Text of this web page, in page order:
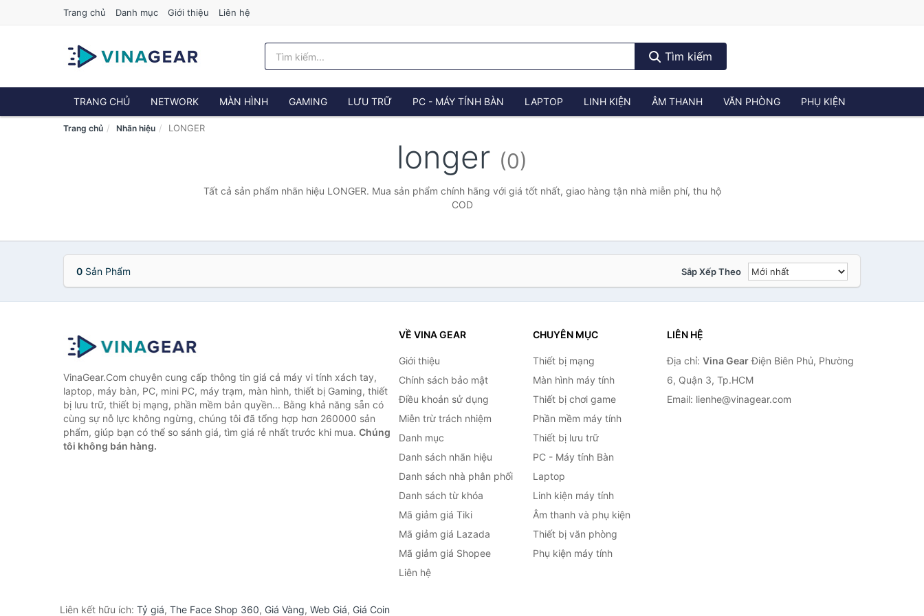
Trang chủ Danh mục Giới thiệu Liên hệ
Tìm kiếm
TRANG CHỦ NETWORK MÀN HÌNH GAMING LƯU TRỮ PC - MÁY TÍNH BÀN LAPTOP LINH KIỆN ÂM THANH VĂN PHÒNG PHỤ KIỆN
Trang chủ Nhãn hiệu LONGER
longer (0)
Tất cả sản phẩm nhãn hiệu LONGER. Mua sản phẩm chính hãng với giá tốt nhất, giao hàng tận nhà miễn phí, thu hộ
COD
0 Sản Phẩm Sắp Xếp Theo
VinaGear.Com chuyên cung cấp thông tin giá cả máy vi tính xách tay,
laptop, máy bàn, PC, mini PC, máy trạm, màn hình, thiết bị Gaming, thiết
bị lưu trữ, thiết bị mạng, phần mềm bản quyền... Bằng khả năng sẵn có
cùng sự nỗ lực không ngừng, chúng tôi đã tổng hợp hơn 260000 sản
phẩm, giúp bạn có thể so sánh giá, tìm giá rẻ nhất trước khi mua. Chúng
tôi không bán hàng.
VỀ VINA GEAR
Giới thiệu
Chính sách bảo mật
Điều khoản sử dụng
Miễn trừ trách nhiệm
Danh mục
Danh sách nhãn hiệu
Danh sách nhà phân phối
Danh sách từ khóa
Mã giảm giá Tiki
Mã giảm giá Lazada
Mã giảm giá Shopee
Liên hệ
CHUYÊN MỤC
Thiết bị mạng
Màn hình máy tính
Thiết bị chơi game
Phần mềm máy tính
Thiết bị lưu trữ
PC - Máy tính Bàn
Laptop
Linh kiện máy tính
Âm thanh và phụ kiện
Thiết bị văn phòng
Phụ kiện máy tính
LIÊN HỆ
Địa chỉ: Vina GearĐiện Biên Phủ, Phường
6, Quận 3, Tp.HCM
Email: lienhe@vinagear.com
Liên kết hữu ích: Tỷ giá, The Face Shop 360, Giá Vàng, Web Giá, Giá Coin